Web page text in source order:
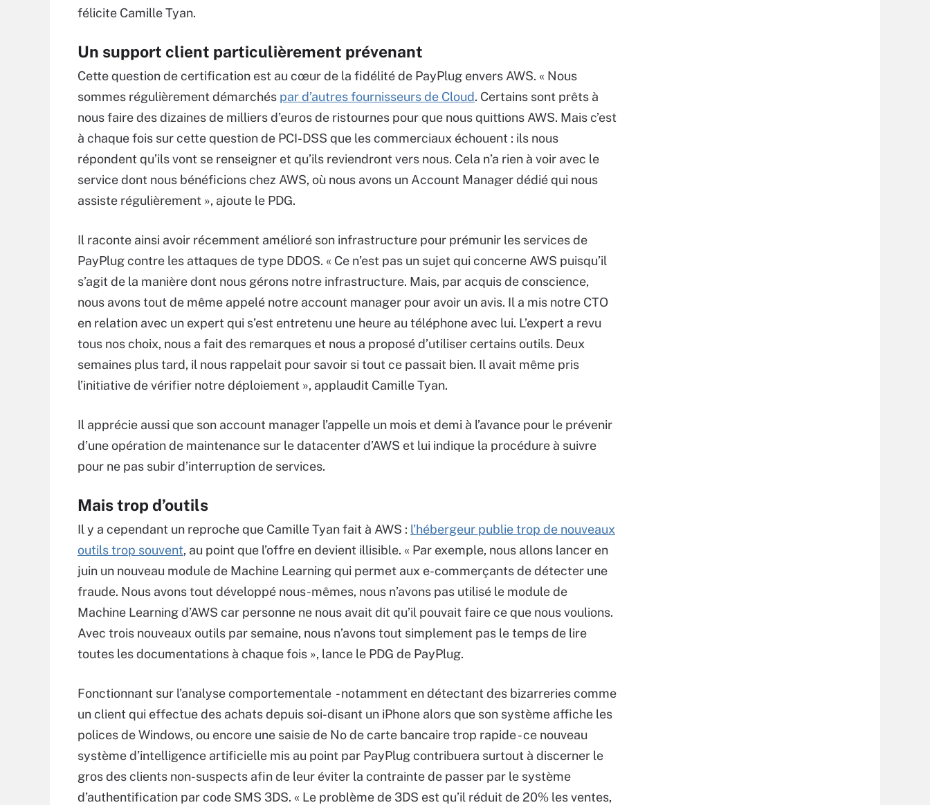
félicite Camille Tyan.
Un support client particulièrement prévenant
Cette question de certification est au cœur de la fidélité de PayPlug envers AWS. « Nous
sommes régulièrement démarchés par d’autres fournisseurs de Cloud. Certains sont prêts à
nous faire des dizaines de milliers d’euros de ristournes pour que nous quittions AWS. Mais c’est
à chaque fois sur cette question de PCI-DSS que les commerciaux échouent : ils nous
répondent qu’ils vont se renseigner et qu’ils reviendront vers nous. Cela n’a rien à voir avec le
service dont nous bénéficions chez AWS, où nous avons un Account Manager dédié qui nous
assiste régulièrement », ajoute le PDG.
Il raconte ainsi avoir récemment amélioré son infrastructure pour prémunir les services de
PayPlug contre les attaques de type DDOS. « Ce n’est pas un sujet qui concerne AWS puisqu’il
s’agit de la manière dont nous gérons notre infrastructure. Mais, par acquis de conscience,
nous avons tout de même appelé notre account manager pour avoir un avis. Il a mis notre CTO
en relation avec un expert qui s’est entretenu une heure au téléphone avec lui. L’expert a revu
tous nos choix, nous a fait des remarques et nous a proposé d’utiliser certains outils. Deux
semaines plus tard, il nous rappelait pour savoir si tout ce passait bien. Il avait même pris
l’initiative de vérifier notre déploiement », applaudit Camille Tyan.
Il apprécie aussi que son account manager l’appelle un mois et demi à l’avance pour le prévenir
d’une opération de maintenance sur le datacenter d’AWS et lui indique la procédure à suivre
pour ne pas subir d’interruption de services.
Mais trop d’outils
Il y a cependant un reproche que Camille Tyan fait à AWS : l’hébergeur publie trop de nouveaux
outils trop souvent, au point que l’offre en devient illisible. « Par exemple, nous allons lancer en
juin un nouveau module de Machine Learning qui permet aux e-commerçants de détecter une
fraude. Nous avons tout développé nous-mêmes, nous n’avons pas utilisé le module de
Machine Learning d’AWS car personne ne nous avait dit qu’il pouvait faire ce que nous voulions.
Avec trois nouveaux outils par semaine, nous n’avons tout simplement pas le temps de lire
toutes les documentations à chaque fois », lance le PDG de PayPlug.
Fonctionnant sur l’analyse comportementale - notamment en détectant des bizarreries comme
un client qui effectue des achats depuis soi-disant un iPhone alors que son système affiche les
polices de Windows, ou encore une saisie de No de carte bancaire trop rapide - ce nouveau
système d’intelligence artificielle mis au point par PayPlug contribuera surtout à discerner le
gros des clients non-suspects afin de leur éviter la contrainte de passer par le système
d’authentification par code SMS 3DS. « Le problème de 3DS est qu’il réduit de 20% les ventes,